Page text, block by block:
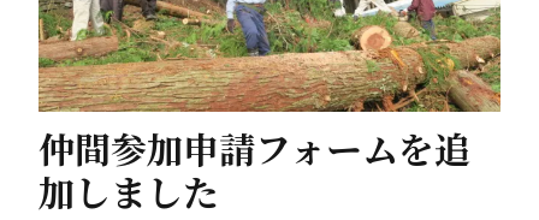
仲間参加申請フォームを追
加しました